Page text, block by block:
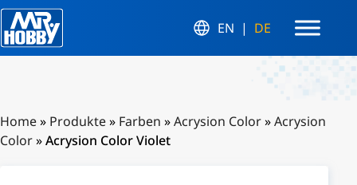
EN DE
Home» Produkte» Farben »Acrysion Color»Acrysion
Color»Acrysion Color Violet